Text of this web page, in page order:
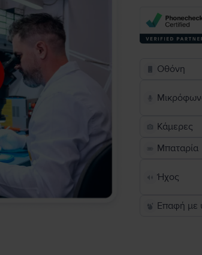
Οθόνη
Κάμερες
Μπαταρία
Ήχος
Επαφή με